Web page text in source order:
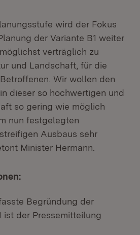
wird der Fokus
der Variante B1 weiter
verträglich zu
und Landschaft, für die
Wir wollen den
dieser so hochwertigen und
so gering wie möglich
nun festgelegten
Ausbaus sehr
Minister Hermann.
Begründung der
ist der Pressemitteilung